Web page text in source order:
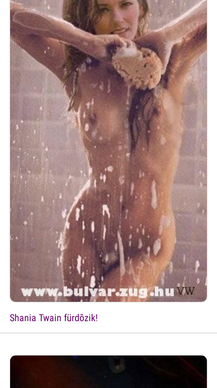
Shania Twain fürdõzik!